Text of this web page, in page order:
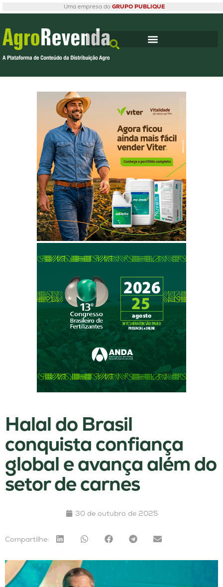
Uma empresa do GRUPO PUBLIQUE
Halal do Brasil
conquista confiança
global e avança além do
setor de carnes
30 de outubro de 2025
Compartilhe: